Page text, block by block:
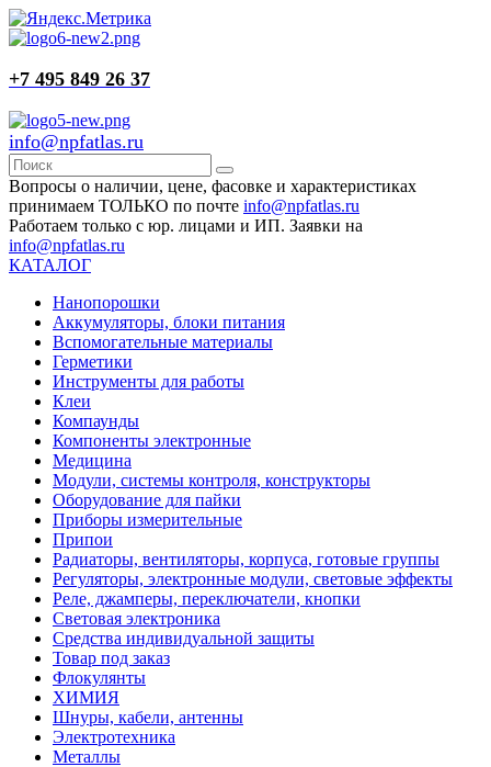
+7 495 849 26 37
info@npfatlas.ru
Вопросы о наличии, цене, фасовке и характеристиках
принимаем ТОЛЬКО по почте info@npfatlas.ru
Работаем только с юр. лицами и ИП. Заявки на
info@npfatlas.ru
КАТАЛОГ
Нанопорошки
Аккумуляторы, блоки питания
Вспомогательные материалы
Герметики
Инструменты для работы
Клеи
Компаунды
Компоненты электронные
Медицина
Модули, системы контроля, конструкторы
Оборудование для пайки
Приборы измерительные
Припои
Радиаторы, вентиляторы, корпуса, готовые группы
Регуляторы, электронные модули, световые эффекты
Реле, джамперы, переключатели, кнопки
Световая электроника
Средства индивидуальной защиты
Товар под заказ
Флокулянты
ХИМИЯ
Шнуры, кабели, антенны
Электротехника
Металлы